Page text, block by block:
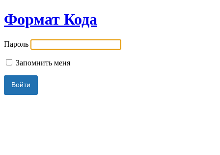
Формат Кода
Пароль
Запомнить меня